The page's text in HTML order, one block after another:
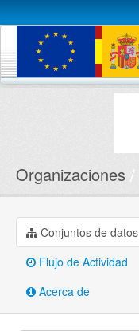
Conjuntos de datos
Organizaciones
Conjuntos de datos
Flujo de Actividad
Acerca de